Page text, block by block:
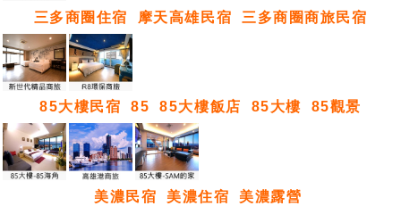
三多商圈住宿 摩天高雄民宿 三多商圈商旅民宿
85大樓民宿 85 85大樓飯店 85大樓 85觀景
美濃民宿 美濃住宿 美濃露營